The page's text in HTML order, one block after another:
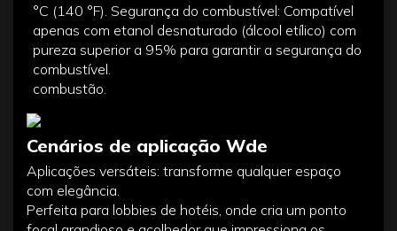
°C (140 °F). Segurança do combustível: Compatível
apenas com etanol desnaturado (álcool etílico) com
pureza superior a 95% para garantir a segurança do
combustível.
combustão.
Cenários de aplicação Wde
Aplicações versáteis: transforme qualquer espaço
com elegância.
Perfeita para lobbies de hotéis, onde cria um ponto